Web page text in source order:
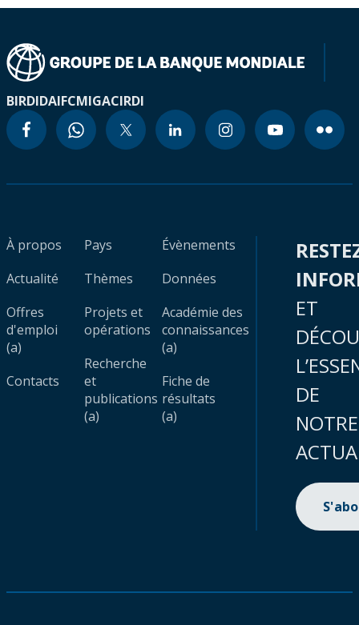
BIRDIDAIFCMIGACIRDI
À propos
Actualité
Offres
d'emploi
(a)
Contacts
Pays
Thèmes
Projets et
opérations
Recherche
et
publications
(a)
Évènements
Données
Académie des
connaissances
(a)
Fiche de
résultats
(a)
ET
DE
NOTRE